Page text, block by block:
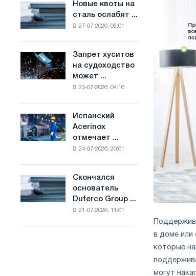
производству
низкоуглеродистой
на
основе
водорода
во
Новые
квоты
на
конкуренцию
в
Новые квоты на
сталь ослабят ...
27-07-2026, 09:01
Запрет
хуситов
на
импорт
Саудовской
Запрет хуситов
на судоходство
может ...
23-07-2026, 04:16
Испанский
Acerinox
отмечает
положительную
втором
полугодии
мерам
Испанский
Acerinox
отмечает ...
24-07-2026, 20:01
Скончался
основатель
Duferco
Скончался
основатель
Duferco Group ...
21-07-2026, 11:01
в доме или
которые
могут